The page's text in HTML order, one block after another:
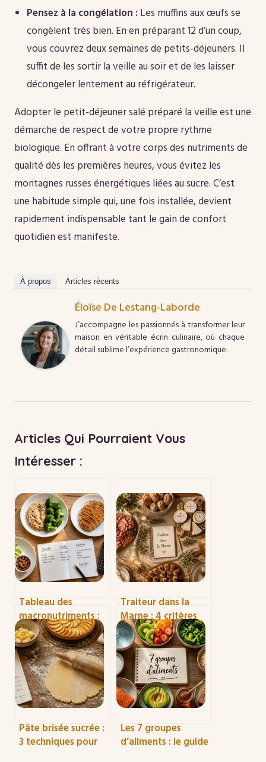
Pensez à la congélation : Les muffins aux œufs se
congèlent très bien. En en préparant 12 d’un coup,
vous couvrez deux semaines de petits-déjeuners. Il
suffit de les sortir la veille au soir et de les laisser
décongeler lentement au réfrigérateur.
Adopter le petit-déjeuner salé préparé la veille est une
démarche de respect de votre propre rythme
biologique. En offrant à votre corps des nutriments de
qualité dès les premières heures, vous évitez les
montagnes russes énergétiques liées au sucre. C’est
une habitude simple qui, une fois installée, devient
rapidement indispensable tant le gain de confort
quotidien est manifeste.
À propos Articles récents
Éloïse De Lestang-Laborde
J’accompagne les passionnés à transformer leur
maison en véritable écrin culinaire, où chaque
détail sublime l’expérience gastronomique.
Articles Qui Pourraient Vous
Intéresser :
Tableau des
macronutriments :
comment équilibrer
glucides, lipides et
protéines pour une
énergie durable
Traiteur dans la
Marne : 4 critères
essentiels pour
réussir votre
réception et une
recette signature
Pâte brisée sucrée :
3 techniques pour
Les 7 groupes
d’aliments : le guide